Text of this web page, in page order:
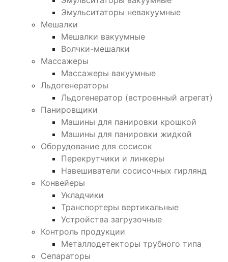
Эмульситаторы невакуумные
Мешалки
Мешалки вакуумные
Волчки-мешалки
Массажеры
Массажеры вакуумные
Льдогенераторы
Льдогенератор (встроенный агрегат)
Панировщики
Машины для панировки крошкой
Машины для панировки жидкой
Оборудование для сосисок
Перекрутчики и линкеры
Навешиватели сосисочных гирлянд
Конвейеры
Укладчики
Транспортеры вертикальные
Устройства загрузочные
Контроль продукции
Металлодетекторы трубного типа
Сепараторы